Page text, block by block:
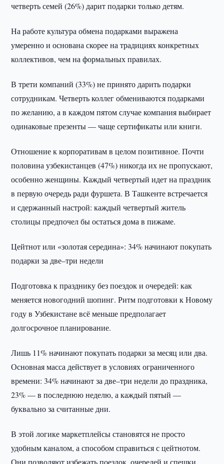
четверть семей (26%) дарит подарки только детям.
На работе культура обмена подарками выражена
умеренно и основана скорее на традициях конкретных
коллективов, чем на формальных правилах.
В трети компаний (33%) не принято дарить подарки
сотрудникам. Четверть коллег обмениваются подарками
по желанию, а в каждом пятом случае компания выбирает
одинаковые презенты — чаще сертификаты или книги.
Отношение к корпоративам в целом позитивное. Почти
половина узбекистанцев (47%) никогда их не пропускают,
особенно женщины. Каждый четвертый идет на праздник
в первую очередь ради фуршета. В Ташкенте встречается
и сдержанный настрой: каждый четвертый житель
столицы предпочел бы остаться дома в пижаме.
Цейтнот или «золотая середина»: 34% начинают покупать
подарки за две–три недели
Подготовка к празднику без поездок и очередей: как
меняется новогодний шопинг. Ритм подготовки к Новому
году в Узбекистане всё меньше предполагает
долгосрочное планирование.
Лишь 11% начинают покупать подарки за месяц или два.
Основная масса действует в условиях ограниченного
времени: 34% начинают за две–три недели до праздника,
23% — в последнюю неделю, а каждый пятый —
буквально за считанные дни.
В этой логике маркетплейсы становятся не просто
удобным каналом, а способом справиться с цейтнотом.
Они позволяют избежать поездок, очередей и спешки,